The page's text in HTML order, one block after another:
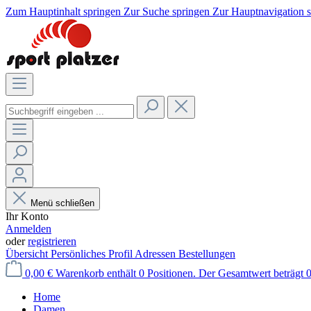
Zum Hauptinhalt springen Zur Suche springen Zur Hauptnavigation
Menü schließen
Ihr Konto
Anmelden
oderregistrieren
Übersicht Persönliches Profil Adressen Bestellungen
0,00 € Warenkorb enthält 0 Positionen. Der Gesamtwert beträgt
Home